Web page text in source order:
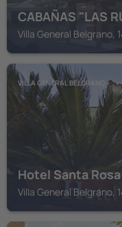
CABAÑAS "LAS
Villa General Belgrano,
VILLA GENERAL BELGRANO
Hotel Santa Rosa
Villa General Belgrano,